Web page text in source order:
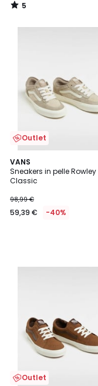
5
/
Outlet
VANS
Sneakers in pelle Rowley
Classic
98,99 €
59,39 € -40%
Outlet